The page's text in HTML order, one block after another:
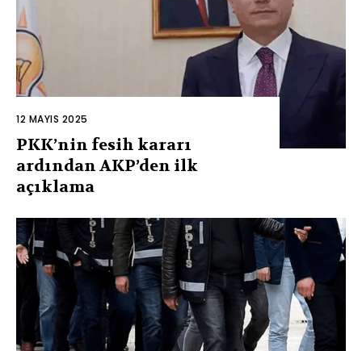
12 MAYIS 2025
PKK’nin fesih kararı
ardından AKP’den ilk
açıklama